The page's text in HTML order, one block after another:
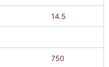
14.5
750